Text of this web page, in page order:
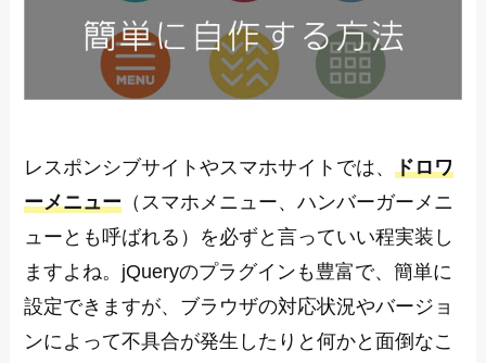
レスポンシブサイトやスマホサイトでは、ドロワ
ーメニュー （スマホメニュー、ハンバーガーメニ
ューとも呼ばれる）を必ずと言っていい程実装し
ますよね。jQueryのプラグインも豊富で、簡単に
設定できますが、ブラウザの対応状況やバージョ
ンによって不具合が発生したりと何かと面倒なこ